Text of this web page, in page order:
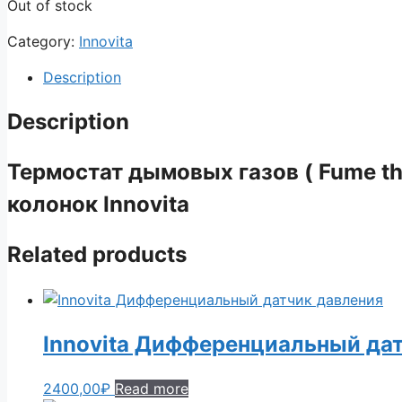
Out of stock
Category: Innovita
Description
Description
Термостат дымовых газов ( Fume
колонок Innovita
Related products
Innovita Дифференциальный
2400,00₽ Read more